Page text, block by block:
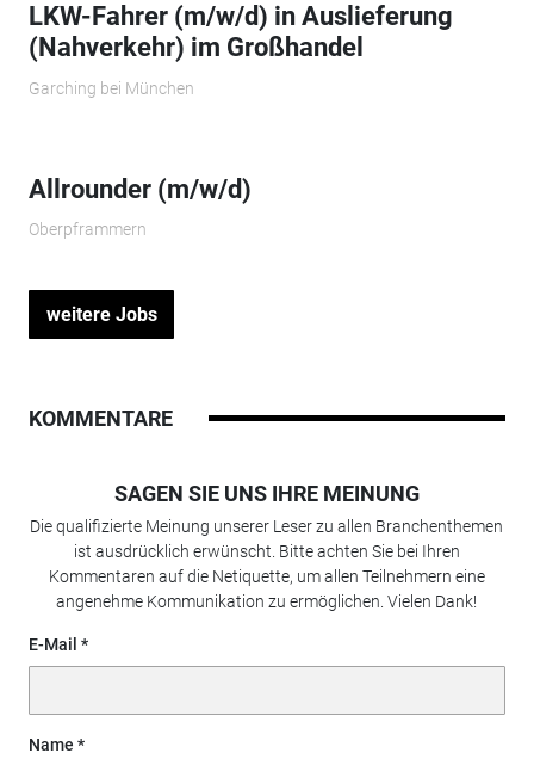
LKW-Fahrer (m/w/d) in Auslieferung
(Nahverkehr) im Großhandel
Garching bei München
Allrounder (m/w/d)
Oberpframmern
weitere Jobs
KOMMENTARE
SAGEN SIE UNS IHRE MEINUNG
Die qualifizierte Meinung unserer Leser zu allen Branchenthemen
ist ausdrücklich erwünscht. Bitte achten Sie bei Ihren
Kommentaren auf die Netiquette, um allen Teilnehmern eine
angenehme Kommunikation zu ermöglichen. Vielen Dank!
E-Mail
Name